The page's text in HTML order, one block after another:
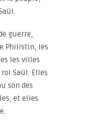
guerre,
Philistin, les
les villes
Saül. Elles
son des
et elles